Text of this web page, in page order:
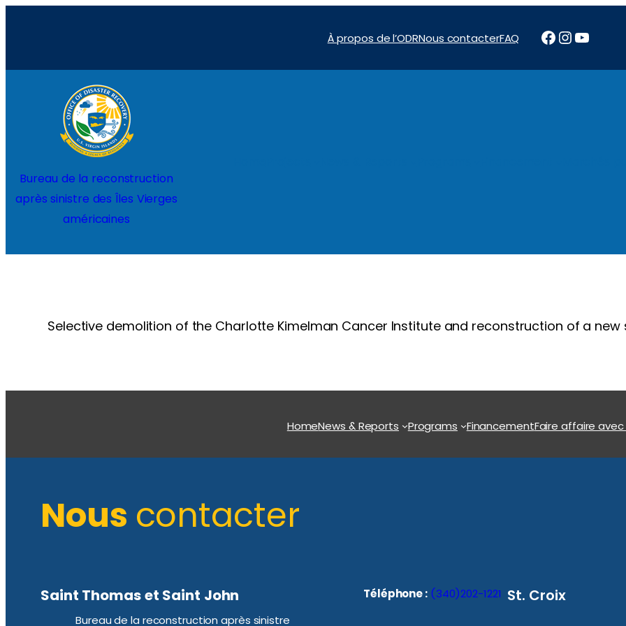
contenu
À propos de l’ODRNous contacterFAQ Facebook
Bureau de la reconstruction
après sinistre des Îles Vierges
américaines
Selective demolition of the Charlotte Kimelman Cancer Institute and reconstruction of a
HomeNews & Reports Programs FinancementFaire affaire avec
Nous contacter
Saint Thomas et Saint John
Bureau de la reconstruction après sinistre
Téléphone : (340)202-1221 St. Croix